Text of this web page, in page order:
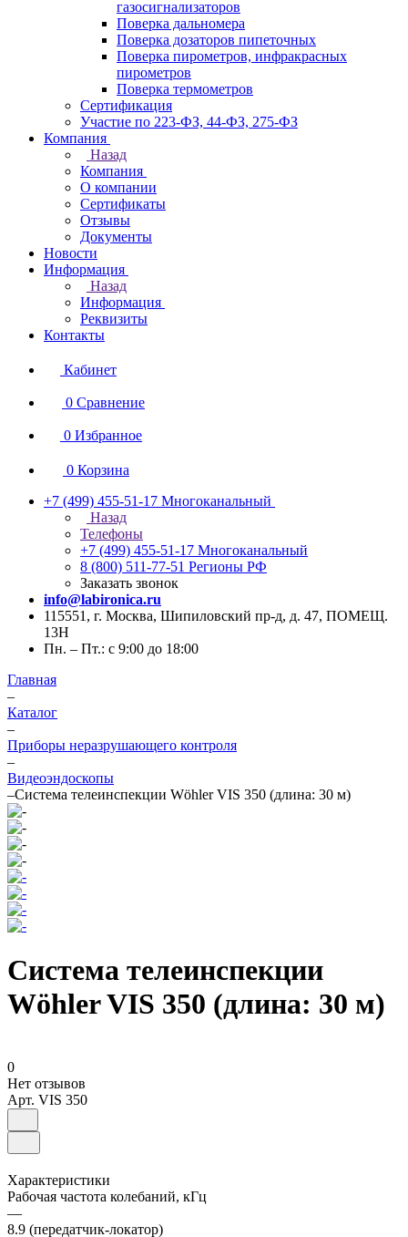
газосигнализаторов
Поверка дальномера
Поверка дозаторов пипеточных
Поверка пирометров, инфракрасных
пирометров
Поверка термометров
Сертификация
Участие по 223-ФЗ, 44-ФЗ, 275-ФЗ
Компания
Назад
Компания
О компании
Сертификаты
Отзывы
Документы
Новости
Информация
Назад
Информация
Реквизиты
Контакты
Кабинет
0 Сравнение
0 Избранное
0 Корзина
+7 (499) 455-51-17 Многоканальный
Назад
Телефоны
+7 (499) 455-51-17 Многоканальный
8 (800) 511-77-51 Регионы РФ
Заказать звонок
info@labironica.ru
115551, г. Москва, Шипиловский пр-д, д. 47, ПОМЕЩ.
13Н
Пн. – Пт.: с 9:00 до 18:00
Главная
–
Каталог
–
Приборы неразрушающего контроля
–
Видеоэндоскопы
–Система телеинспекции Wöhler VIS 350 (длина: 30 м)
Система телеинспекции
Wöhler VIS 350 (длина: 30 м)
0
Нет отзывов
Арт. VIS 350
Характеристики
Рабочая частота колебаний, кГц
—
8.9 (передатчик-локатор)